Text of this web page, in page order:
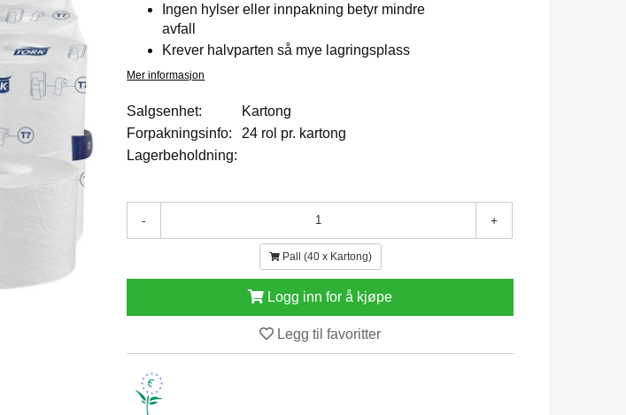
Ingen hylser eller innpakning betyr mindre
avfall
Krever halvparten så mye lagringsplass
Mer informasjon
Salgsenhet:
Kartong
Forpakningsinfo:
24 rol pr. kartong
Lagerbeholdning:
- +
Pall (40 x Kartong)
Logg inn for å kjøpe
Legg til favoritter